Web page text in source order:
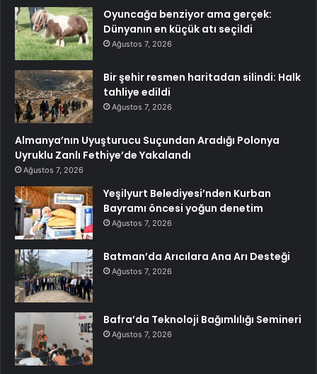
Oyuncağa benziyor ama gerçek:
Dünyanın en küçük atı seçildi
Ağustos 7, 2026
Bir şehir resmen haritadan silindi: Halk
tahliye edildi
Ağustos 7, 2026
Almanya’nın Uyuşturucu Suçundan Aradığı Polonya
Uyruklu Zanlı Fethiye’de Yakalandı
Ağustos 7, 2026
Yeşilyurt Belediyesi’nden Kurban
Bayramı öncesi yoğun denetim
Ağustos 7, 2026
Batman’da Arıcılara Ana Arı Desteği
Ağustos 7, 2026
Bafra’da Teknoloji Bağımlılığı Semineri
Ağustos 7, 2026